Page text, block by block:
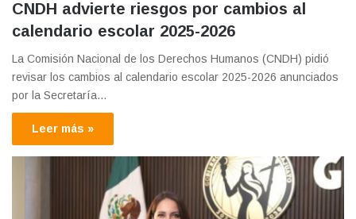
CNDH advierte riesgos por cambios al
calendario escolar 2025-2026
La Comisión Nacional de los Derechos Humanos (CNDH) pidió
revisar los cambios al calendario escolar 2025-2026 anunciados
por la Secretaría…
Leer más »